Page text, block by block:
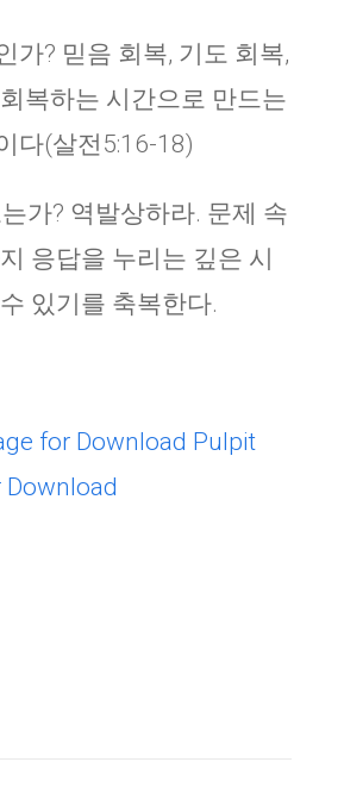
가? 믿음 회복, 기도 회복,
복하는 시간으로 만드는
다(살전5:16-18)
가? 역발상하라. 문제 속
응답을 누리는 깊은 시
있기를 축복한다.
for Download Pulpit